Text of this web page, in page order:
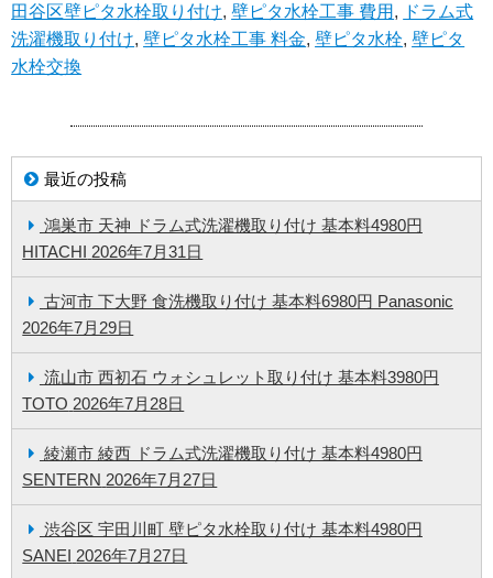
田谷区壁ピタ水栓取り付け,壁ピタ水栓工事 費用 , ドラム式
洗濯機取り付け,壁ピタ水栓工事 料金,壁ピタ水栓,壁ピタ
水栓交換
最近の投稿
鴻巣市 天神 ドラム式洗濯機取り付け 基本料4980円
HITACHI 2026年7月31日
古河市 下大野 食洗機取り付け 基本料6980円 Panasonic
2026年7月29日
流山市 西初石 ウォシュレット取り付け 基本料3980円
TOTO 2026年7月28日
綾瀬市 綾西 ドラム式洗濯機取り付け 基本料4980円
SENTERN 2026年7月27日
渋谷区 宇田川町 壁ピタ水栓取り付け 基本料4980円
SANEI 2026年7月27日